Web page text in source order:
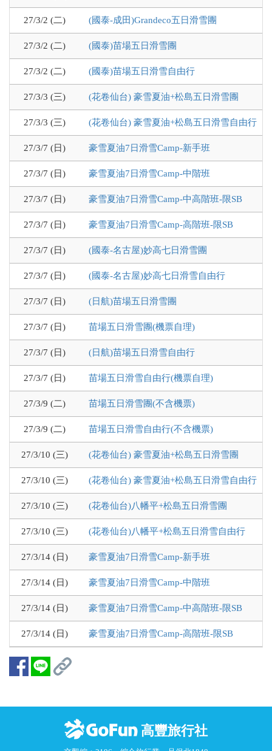
27/3/2 (二) (國泰-成田)Grandeco五日滑雪團
27/3/2 (二) (國泰)苗場五日滑雪團
27/3/2 (二) (國泰)苗場五日滑雪自由行
27/3/3 (三) (花卷仙台) 豪雪夏油+松島五日滑雪團
27/3/3 (三) (花卷仙台) 豪雪夏油+松島五日滑雪自由行
27/3/7 (日) 豪雪夏油7日滑雪Camp-新手班
27/3/7 (日) 豪雪夏油7日滑雪Camp-中階班
27/3/7 (日) 豪雪夏油7日滑雪Camp-中高階班-限SB
27/3/7 (日) 豪雪夏油7日滑雪Camp-高階班-限SB
27/3/7 (日) (國泰-名古屋)妙高七日滑雪團
27/3/7 (日) (國泰-名古屋)妙高七日滑雪自由行
27/3/7 (日) (日航)苗場五日滑雪團
27/3/7 (日) 苗場五日滑雪團(機票自理)
27/3/7 (日) (日航)苗場五日滑雪自由行
27/3/7 (日) 苗場五日滑雪自由行(機票自理)
27/3/9 (二) 苗場五日滑雪團(不含機票)
27/3/9 (二) 苗場五日滑雪自由行(不含機票)
27/3/10 (三) (花卷仙台) 豪雪夏油+松島五日滑雪團
27/3/10 (三) (花卷仙台) 豪雪夏油+松島五日滑雪自由行
27/3/10 (三) (花卷仙台)八幡平+松島五日滑雪團
27/3/10 (三) (花卷仙台)八幡平+松島五日滑雪自由行
27/3/14 (日) 豪雪夏油7日滑雪Camp-新手班
27/3/14 (日) 豪雪夏油7日滑雪Camp-中階班
27/3/14 (日) 豪雪夏油7日滑雪Camp-中高階班-限SB
27/3/14 (日) 豪雪夏油7日滑雪Camp-高階班-限SB
高豐旅行社